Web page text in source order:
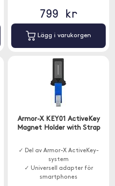
799 kr
Lägg i varukorgen
Armor-X KEY01 ActiveKey
Magnet Holder with Strap
✓ Del av Armor-X ActiveKey-
system
✓ Universell adapter för
smartphones